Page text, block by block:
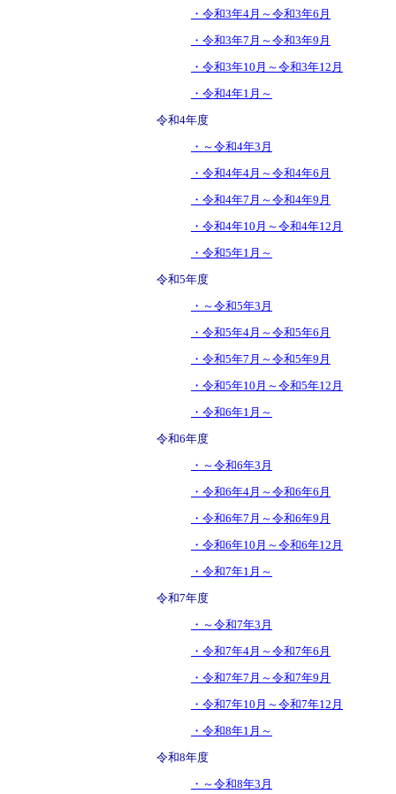
・令和3年4月～令和3年6月
・令和3年7月～令和3年9月
・令和3年10月～令和3年12月
・令和4年1月～
令和4年度
・～令和4年3月
・令和4年4月～令和4年6月
・令和4年7月～令和4年9月
・令和4年10月～令和4年12月
・令和5年1月～
令和5年度
・～令和5年3月
・令和5年4月～令和5年6月
・令和5年7月～令和5年9月
・令和5年10月～令和5年12月
・令和6年1月～
令和6年度
・～令和6年3月
・令和6年4月～令和6年6月
・令和6年7月～令和6年9月
・令和6年10月～令和6年12月
・令和7年1月～
令和7年度
・～令和7年3月
・令和7年4月～令和7年6月
・令和7年7月～令和7年9月
・令和7年10月～令和7年12月
・令和8年1月～
令和8年度
・～令和8年3月